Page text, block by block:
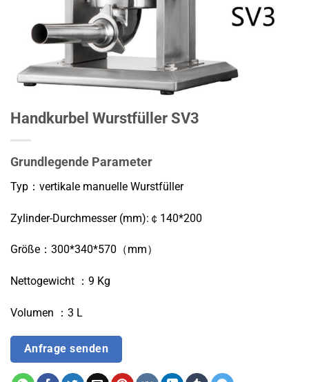
Handkurbel Wurstfüller SV3
Grundlegende Parameter
Typ：vertikale manuelle Wurstfüller
Zylinder-Durchmesser (mm):￠140*200
Größe：300*340*570（mm）
Nettogewicht ：9 Kg
Volumen ：3 L
Anfrage senden